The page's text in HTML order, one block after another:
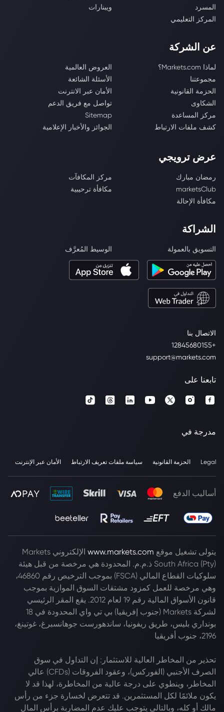
الاتصال بنا
+12845680155
support@markets.com
المسرد
ويبنارات
المركز التعليمي
عن الشركة
لماذا Markets.com؟
العروض العالمية
مجموعتنا
الأسئلة الشائعة
الحزمة القانونية
الأمان عبر الانترنت
الشكاوى
تواصل مع فريق الدعم
مركز المساعدة
Sitemap
كشف ملفات الارتباط
الجوائز والأخبار الإعلامية
عرض ترويجي
رمضان مبارك
مركز المكافآت
marketsClub
مكافأة ترحيبية
مكافأة الإحالة
الشراكة
التسويق بالعمولة الوسيط المُعرَّف
تابعنا على
مدرجة في
Legal الحزمة القانونية سياسة ملفات تعريف الارتباط الأمان عبر الإنترنت
أساليب الدفع
يتولى تشغيل موقع www.markets.com
الإلكتروني Markets
South Africa (Pty) ذ.م.م. المحدودة هي مرخصة من قبل هيئة
سلوكيات القطاع المالي (FSCA) بموجب الترخيص رقم 46860،
وهي مرخصة للعمل كمزود مشتقات السوق الموازية بموجب
قانون الأسواق المالية رقم 19 لعام 2012. يقع المقر الرئيسي
لشركة Markets (جنوب إفريقيا) بي تي واي المحدودة في 18
بونداري بليس، طريق ريفونيا، ساندهورست جوهانسبرغ، غوتينغ،
2196، جنوب أفريقيا
تحذير من المخاطر العالية للاستثمار: إن التداول في سوق
الصرف الأجنبي (الفوركس)، وعقود الفروقات (CFDs) عالي
المخاطر، وينطوي على درجة عالية من المخاطرة، لهذا قد لا
يكون ملائمًا لكل المستثمرين. قد تتعرض لخسارة جزء من رأس
مالك أو كله، وبالتالي يتوجب عليك عدم المضاربة برأس المال